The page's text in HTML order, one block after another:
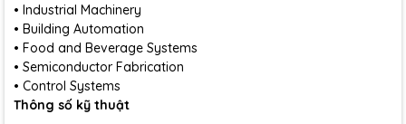
• Industrial Machinery
• Building Automation
• Food and Beverage Systems
• Semiconductor Fabrication
• Control Systems
Thông số kỹ thuật